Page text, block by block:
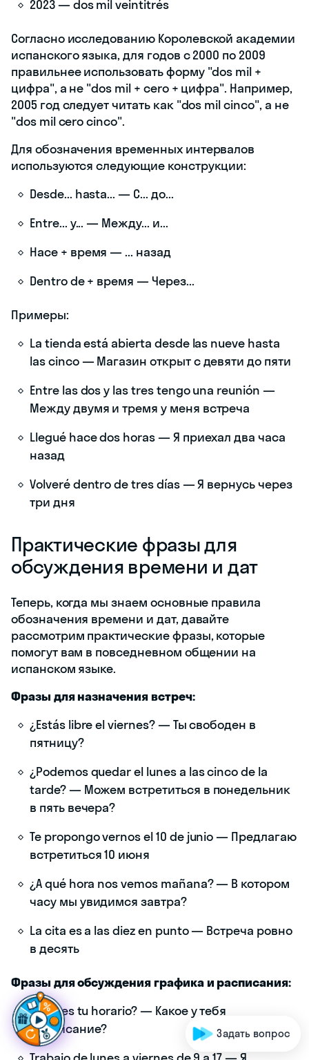
2023 — dos mil veintitrés
Согласно исследованию Королевской академии
испанского языка, для годов с 2000 по 2009
правильнее использовать форму "dos mil +
цифра", а не "dos mil + cero + цифра". Например,
2005 год следует читать как "dos mil cinco", а не
"dos mil cero cinco".
Для обозначения временных интервалов
используются следующие конструкции:
Desde... hasta... — С... до...
Entre... y... — Между... и...
Hace + время — ... назад
Dentro de + время — Через...
Примеры:
La tienda está abierta desde las nueve hasta
las cinco — Магазин открыт с девяти до пяти
Entre las dos y las tres tengo una reunión —
Между двумя и тремя у меня встреча
Llegué hace dos horas — Я приехал два часа
назад
Volveré dentro de tres días — Я вернусь через
три дня
Практические фразы для
обсуждения времени и дат
Теперь, когда мы знаем основные правила
обозначения времени и дат, давайте
рассмотрим практические фразы, которые
помогут вам в повседневном общении на
испанском языке.
Фразы для назначения встреч:
¿Estás libre el viernes? — Ты свободен в
пятницу?
¿Podemos quedar el lunes a las cinco de la
tarde? — Можем встретиться в понедельник
в пять вечера?
Te propongo vernos el 10 de junio — Предлагаю
встретиться 10 июня
¿A qué hora nos vemos mañana? — В котором
часу мы увидимся завтра?
La cita es a las diez en punto — Встреча ровно
в десять
Фразы для обсуждения графика и расписания:
¿Cuál es tu horario? — Какое у тебя
расписание?
Го товысделать
Задать вопрос